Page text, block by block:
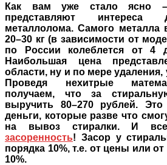
Как вам уже стало ясно
представляют интереса
металлолома. Самого металла
20–30 кг (в зависимости от
по России колеблется от 4
Наибольшая цена
области, ну и по мере
Проведя нехитрые
получаем, что за
выручить 80–270 рублей.
деньги, которые разве что
на вывоз стиралки. И
засоренность! Засор у
порядка 10%, т.е. от цены или
10%.